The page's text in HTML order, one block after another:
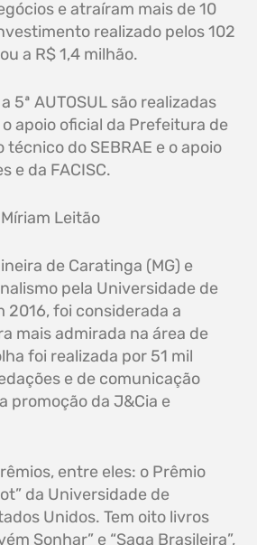
e atraíram mais de 10
realizado pelos 102
a R$ 1,4 milhão.
5ª AUTOSUL são realizadas
o apoio oficial da Prefeitura de
técnico do SEBRAE e o apoio
e da FACISC.
Leitão
de Caratinga (MG) e
pela Universidade de
2016, foi considerada a
mais admirada na área de
foi realizada por 51 mil
e de comunicação
promoção da J&Cia e
entre eles: o Prêmio
da Universidade de
Unidos. Tem oito livros
Sonhar” e “Saga Brasileira”,